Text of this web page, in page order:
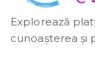
Explorează
cunoașterea și